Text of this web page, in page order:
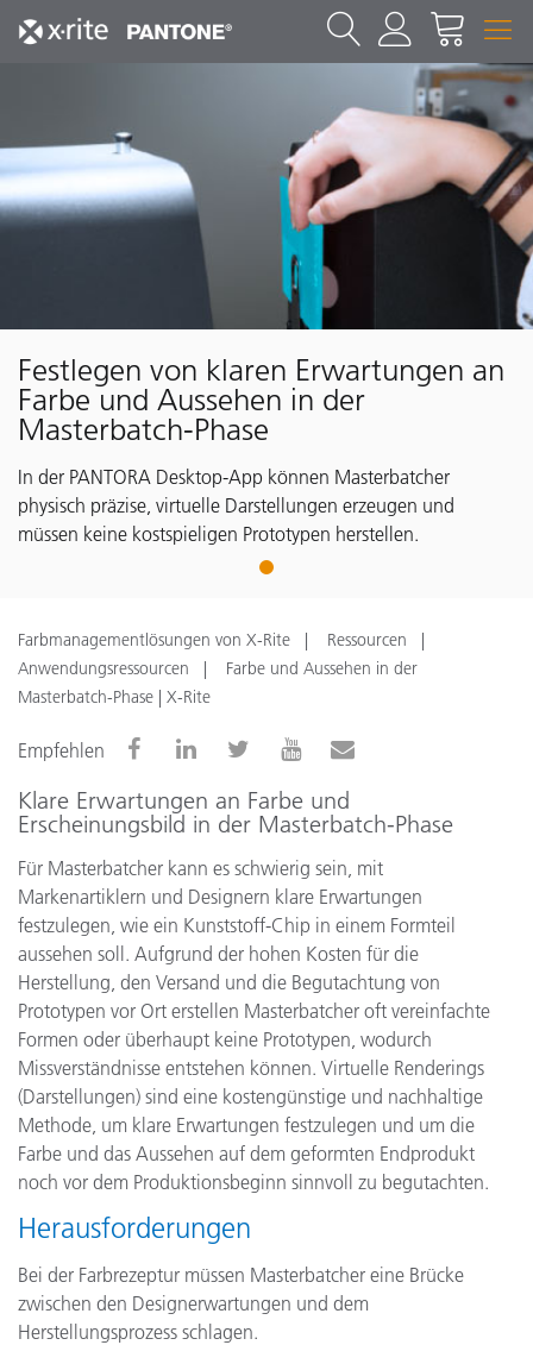
Festlegen von klaren Erwartungen an
Farbe und Aussehen in der
Masterbatch-Phase
In der PANTORA Desktop-App können Masterbatcher
physisch präzise, virtuelle Darstellungen erzeugen und
müssen keine kostspieligen Prototypen herstellen.
1
Farbmanagementlösungen von X-Rite
Ressourcen
Anwendungsressourcen
Farbe und Aussehen in der
Masterbatch-Phase | X-Rite
Empfehlen
Klare Erwartungen an Farbe und
Erscheinungsbild in der Masterbatch-Phase
Für Masterbatcher kann es schwierig sein, mit
Markenartiklern und Designern klare Erwartungen
festzulegen, wie ein Kunststoff-Chip in einem Formteil
aussehen soll. Aufgrund der hohen Kosten für die
Herstellung, den Versand und die Begutachtung von
Prototypen vor Ort erstellen Masterbatcher oft vereinfachte
Formen oder überhaupt keine Prototypen, wodurch
Missverständnisse entstehen können. Virtuelle Renderings
(Darstellungen) sind eine kostengünstige und nachhaltige
Methode, um klare Erwartungen festzulegen und um die
Farbe und das Aussehen auf dem geformten Endprodukt
noch vor dem Produktionsbeginn sinnvoll zu begutachten.
Herausforderungen
Bei der Farbrezeptur müssen Masterbatcher eine Brücke
zwischen den Designerwartungen und dem
Herstellungsprozess schlagen.